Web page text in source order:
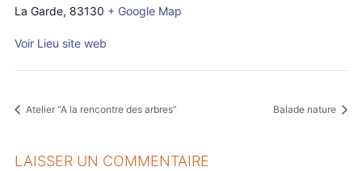
La Garde, 83130 + Google Map
Voir Lieu site web
Atelier “A la rencontre des arbres” Balade nature
LAISSER UN COMMENTAIRE